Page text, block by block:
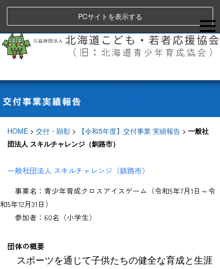
PCサイトを表示する
HOME > 交付・顕彰 > 【令和5年度】交付事業 実績報告 > 一般社
団法人 スキルチャレンジ（釧路市）
一般社団法人 スキルチャレンジ（釧路市）
事業名：青少年育成クロスアイスゲーム（令和5年7月1 日～令
和5年12月31 日）
参加者：60名（小学生）
団体の概要
スポーツを通じて子供たちの健全な育成と生涯